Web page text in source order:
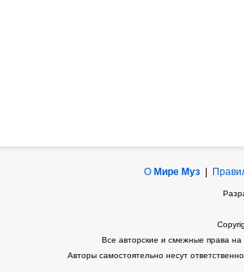
О Мире Муз|
Все авторские и смежные права
Авторы самостоятельно несут